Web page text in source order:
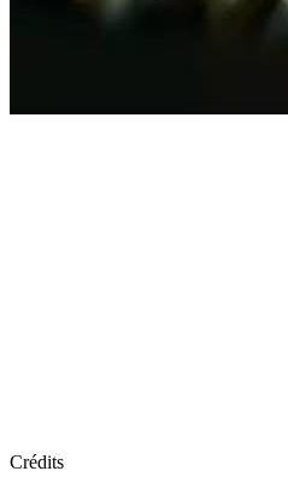
Crédits